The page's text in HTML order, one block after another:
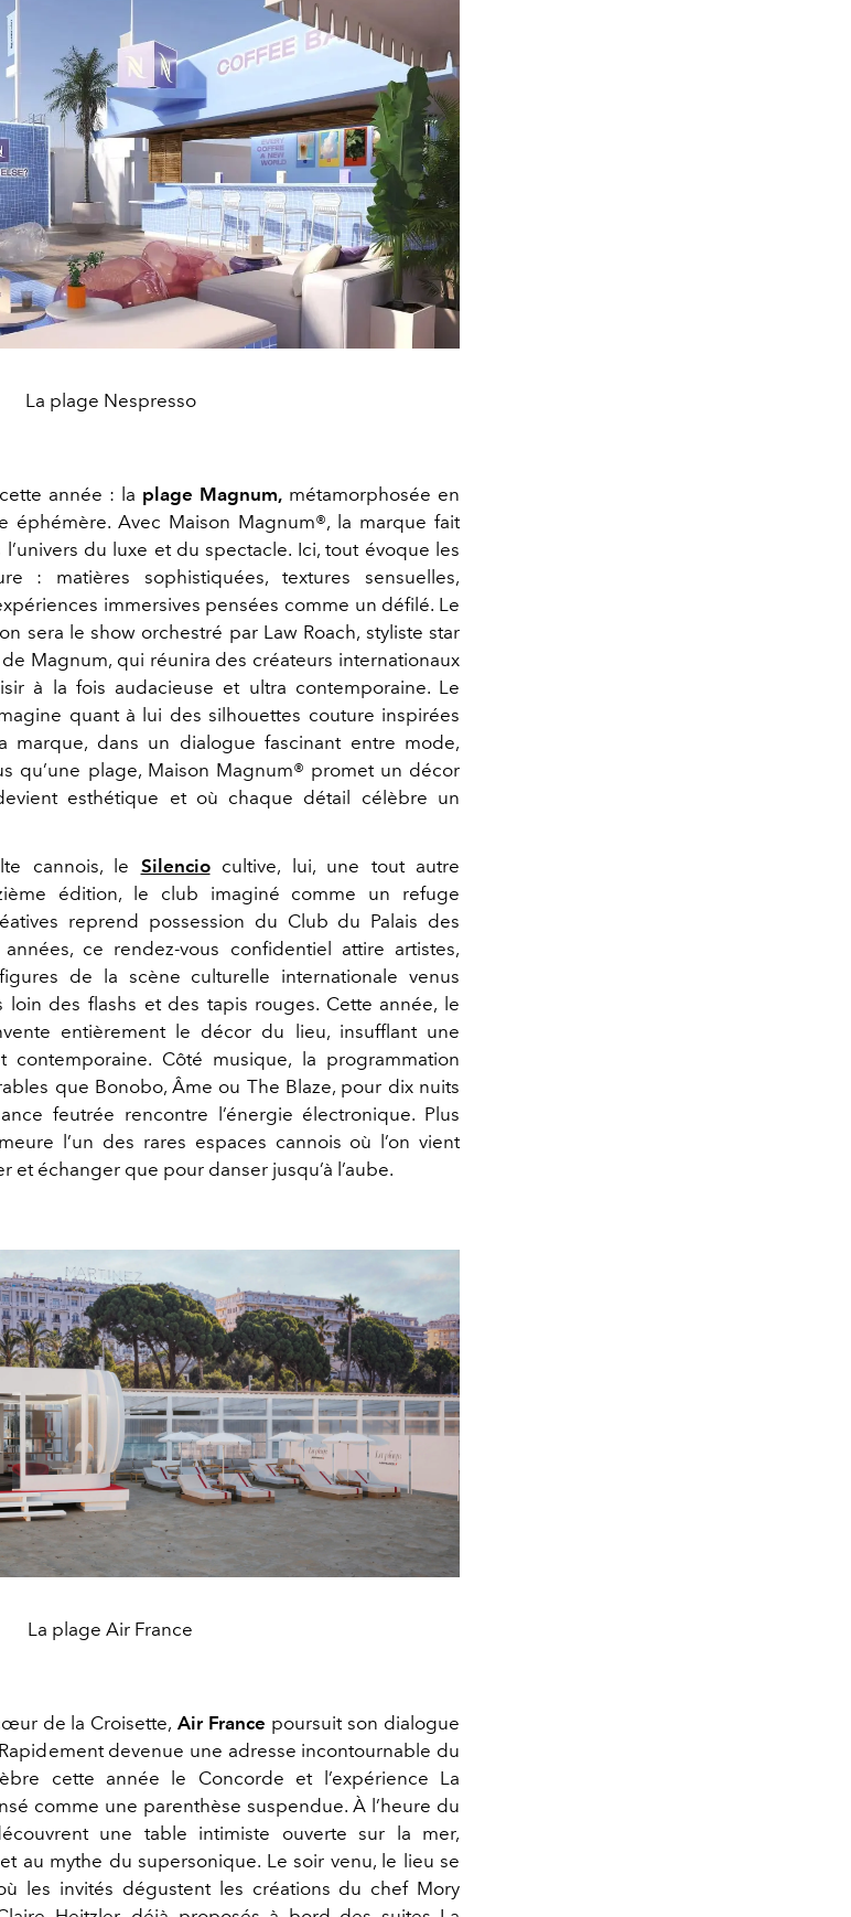
La plage Nespresso
année : la plage Magnum, métamorphosée en
éphémère. Avec Maison Magnum®, la marque fait
du luxe et du spectacle. Ici, tout évoque les
: matières sophistiquées, textures sensuelles,
immersives pensées comme un défilé. Le
sera le show orchestré par Law Roach, styliste star
Magnum, qui réunira des créateurs internationaux
à la fois audacieuse et ultra contemporaine. Le
quant à lui des silhouettes couture inspirées
marque, dans un dialogue fascinant entre mode,
qu’une plage, Maison Magnum® promet un décor
esthétique et où chaque détail célèbre un
cannois, le Silenciocultive, lui, une tout autre
édition, le club imaginé comme un refuge
reprend possession du Club du Palais des
ce rendez-vous confidentiel attire artistes,
de la scène culturelle internationale venus
loin des flashs et des tapis rouges. Cette année, le
entièrement le décor du lieu, insufflant une
contemporaine. Côté musique, la programmation
que Bonobo, Âme ou The Blaze, pour dix nuits
feutrée rencontre l’énergie électronique. Plus
l’un des rares espaces cannois où l’on vient
et échanger que pour danser jusqu’à l’aube.
La plage Air France
de la Croisette, Air France poursuit son dialogue
devenue une adresse incontournable du
cette année le Concorde et l’expérience La
comme une parenthèse suspendue. À l’heure du
une table intimiste ouverte sur la mer,
au mythe du supersonique. Le soir venu, le lieu se
les invités dégustent les créations du chef Mory